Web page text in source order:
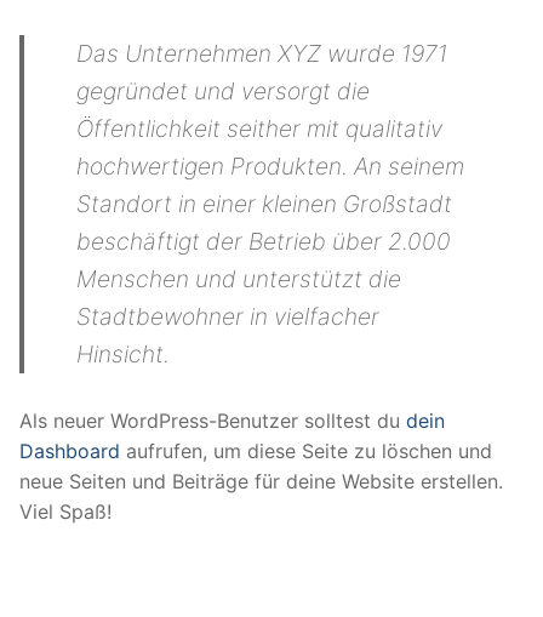
Das Unternehmen XYZ wurde 1971
gegründet und versorgt die
Öffentlichkeit seither mit qualitativ
hochwertigen Produkten. An seinem
Standort in einer kleinen Großstadt
beschäftigt der Betrieb über 2.000
Menschen und unterstützt die
Stadtbewohner in vielfacher
Hinsicht.
Als neuer WordPress-Benutzer solltest du dein
Dashboard aufrufen, um diese Seite zu löschen und
neue Seiten und Beiträge für deine Website erstellen.
Viel Spaß!